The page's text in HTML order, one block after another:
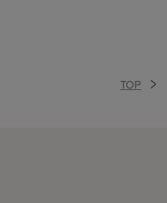
TOP